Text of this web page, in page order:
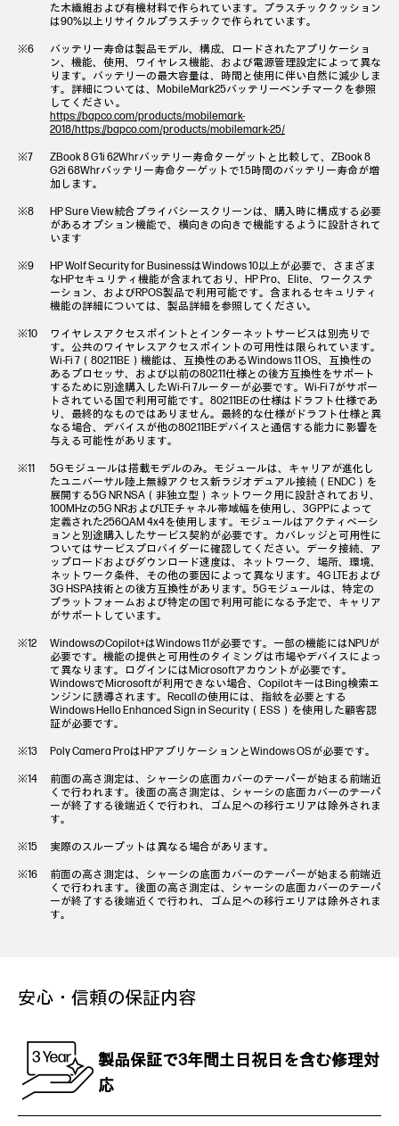
た木繊維および有機材料で作られています。プラスチッククッション
は90%以上リサイクルプラスチックで作られています。
バッテリー寿命は製品モデル、構成、ロードされたアプリケーショ
ン、機能、使用、ワイヤレス機能、および電源管理設定によって異な
ります。バッテリーの最大容量は、時間と使用に伴い自然に減少しま
す。詳細については、MobileMark25バッテリーベンチマークを参照
してください 。
https://bapco.com/products/mobilemark-
2018/https://bapco.com/products/mobilemark-25/
ZBook 8 G1i 62Whrバッテリー寿命ターゲットと比較して、ZBook 8
G2i 68Whrバッテリー寿命ターゲットで1.5時間のバッテリー寿命が増
加します。
HP Sure View統合プライバシースクリーンは、購入時に構成する必要
があるオプション機能で、横向きの向きで機能するように設計されて
います
HP Wolf Security for BusinessはWindows 10以上が必要で、さまざま
なHPセキュリティ機能が含まれており、HP Pro、Elite、ワークステ
ーション、およびRPOS製品で利用可能です。含まれるセキュリティ
機能の詳細については、製品詳細を参照してください。
ワイヤレスアクセスポイントとインターネットサービスは別売りで
す。公共のワイヤレスアクセスポイントの可用性は限られています。
Wi-Fi 7（802.11BE）機能は、互換性のあるWindows 11 OS、互換性の
あるプロセッサ、および以前の802.11仕様との後方互換性をサポート
するために別途購入したWi-Fi 7ルーターが必要です。Wi-Fi 7がサポー
トされている国で利用可能です。802.11BEの仕様はドラフト仕様であ
り、最終的なものではありません。最終的な仕様がドラフト仕様と異
なる場合、デバイスが他の802.11BEデバイスと通信する能力に影響を
与える可能性があります。
5Gモジュールは搭載モデルのみ。モジュールは、キャリアが進化し
たユニバーサル陸上無線アクセス新ラジオデュアル接続（ENDC）を
展開する5G NR NSA（非独立型）ネットワーク用に設計されており、
100MHzの5G NRおよびLTEチャネル帯域幅を使用し、3GPPによって
定義された256QAM 4x4を使用します。モジュールはアクティベーシ
ョンと別途購入したサービス契約が必要です。カバレッジと可用性に
ついてはサービスプロバイダーに確認してください。データ接続、ア
ップロードおよびダウンロード速度は、ネットワーク、場所、環境、
ネットワーク条件、その他の要因によって異なります。4G LTEおよび
3G HSPA技術との後方互換性があります。5Gモジュールは、特定の
プラットフォームおよび特定の国で利用可能になる予定で、キャリア
がサポートしています。
WindowsのCopilot+はWindows 11が必要です。一部の機能にはNPUが
必要です。機能の提供と可用性のタイミングは市場やデバイスによっ
て異なります。ログインにはMicrosoftアカウントが必要です。
WindowsでMicrosoftが利用できない場合、CopilotキーはBing検索エ
ンジンに誘導されます。Recallの使用には、指紋を必要とする
Windows Hello Enhanced Sign in Security（ESS）を使用した顧客認
証が必要です。
Poly Camera ProはHPアプリケーションとWindows OSが必要です。
前面の高さ測定は、シャーシの底面カバーのテーパーが始まる前端近
くで行われます。後面の高さ測定は、シャーシの底面カバーのテーパ
ーが終了する後端近くで行われ、ゴム足への移行エリアは除外されま
す。
実際のスループットは異なる場合があります。
前面の高さ測定は、シャーシの底面カバーのテーパーが始まる前端近
くで行われます。後面の高さ測定は、シャーシの底面カバーのテーパ
ーが終了する後端近くで行われ、ゴム足への移行エリアは除外されま
す。
安心・信頼の保証内容
製品保証で3年間土日祝日を含む修理対
応